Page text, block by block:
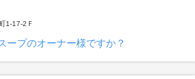
1-17-2Ｆ
ープのオーナー様ですか？